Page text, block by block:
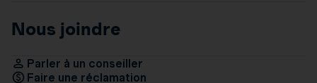
Nous joindre
Parler à un conseiller
Faire une réclamation